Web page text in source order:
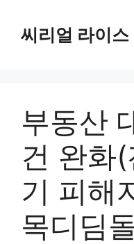
씨리얼 라이스
부동산
건 완화
기 피해
목디딤